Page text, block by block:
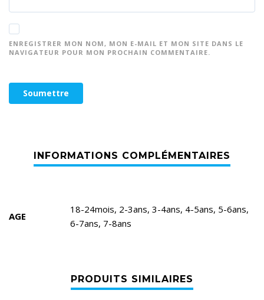
ENREGISTRER MON NOM, MON E-MAIL ET MON SITE DANS LE
NAVIGATEUR POUR MON PROCHAIN COMMENTAIRE.
AGE
18-24mois, 2-3ans, 3-4ans, 4-5ans, 5-6ans,
6-7ans, 7-8ans
PRODUITS SIMILAIRES